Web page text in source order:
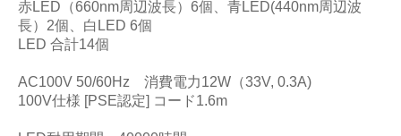
赤LED（660nm周辺波長）6個、青LED(440nm周辺波
長）2個、白LED 6個
LED 合計14個
AC100V 50/60Hz 消費電力12W（33V, 0.3A)
100V仕様 [PSE認定] コード1.6m